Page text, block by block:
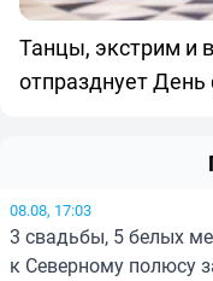
Танцы, экстрим и
отпразднует День
08.08, 17:03
3 свадьбы, 5 белых
к Северному полюсу